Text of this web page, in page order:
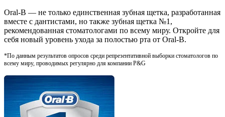
Oral-B — не только единственная зубная щетка, разработанная
вместе с дантистами, но также зубная щетка №1,
рекомендованная стоматологами по всему миру. Откройте для
себя новый уровень ухода за полостью рта от Oral-B.
*По данным результатов опросов среди репрезентативной выборки стоматологов по
всему миру, проводимых регулярно для компании P&G